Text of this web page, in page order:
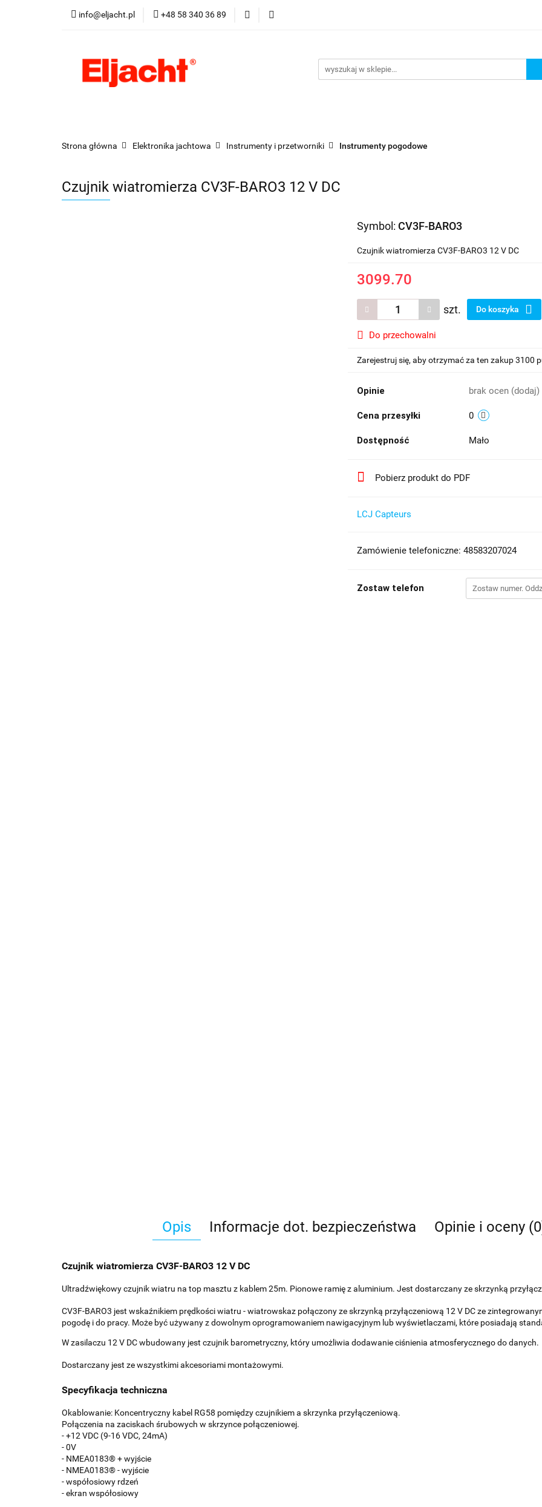
info@eljacht.pl +48 58 340 36 89
Kategorie Promocje
Strona główna Elektronika jachtowa Instrumenty i przetworniki Instrumenty pogodowe
Czujnik wiatromierza CV3F-BARO3 12 V DC
Symbol: CV3F-BARO3
Czujnik wiatromierza CV3F-BARO3 12 V DC
3099.70
szt. Do koszyka
Do przechowalni
Zarejestruj się, aby otrzymać za ten zakup 3100
Opinie brak ocen (dodaj)
Cena przesyłki 0
Dostępność Mało
Pobierz produkt do PDF
LCJ Capteurs
Zamówienie telefoniczne: 48583207024
Zostaw telefon
Opis Informacje dot. bezpieczeństwa Opinie i oceny
Czujnik wiatromierza CV3F-BARO3 12 V DC
Ultradźwiękowy czujnik wiatru na top masztu z kablem 25m. Pionowe ramię z aluminium. Jest dostarczany ze skrzynką
CV3F-BARO3 jest wskaźnikiem prędkości wiatru - wiatrowskaz połączony ze skrzynką przyłączeniową 12 V DC ze
pogodę i do pracy. Może być używany z dowolnym oprogramowaniem nawigacyjnym lub wyświetlaczami, które posiadają
W zasilaczu 12 V DC wbudowany jest czujnik barometryczny, który umożliwia dodawanie ciśnienia atmosferycznego do danych.
Dostarczany jest ze wszystkimi akcesoriami montażowymi.
Specyfikacja techniczna
Okablowanie: Koncentryczny kabel RG58 pomiędzy czujnikiem a skrzynka przyłączeniową.
Połączenia na zaciskach śrubowych w skrzynce połączeniowej.
- +12 VDC (9-16 VDC, 24mA)
- 0V
- NMEA0183® + wyjście
- NMEA0183® - wyjście
- współosiowy rdzeń
- ekran współosiowy